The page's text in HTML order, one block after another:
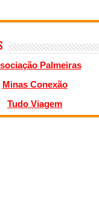
Palmeiras
Minas Conexão
Tudo Viagem